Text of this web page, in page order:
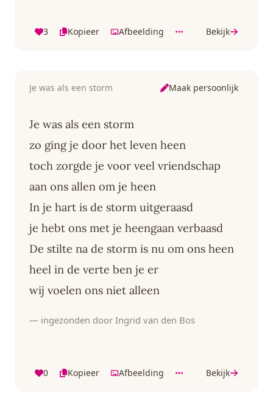
3 Kopieer Afbeelding Bekijk
Je was als een storm Maak persoonlijk
Je was als een storm
zo ging je door het leven heen
toch zorgde je voor veel vriendschap
aan ons allen om je heen
In je hart is de storm uitgeraasd
je hebt ons met je heengaan verbaasd
De stilte na de storm is nu om ons heen
heel in de verte ben je er
wij voelen ons niet alleen
— ingezonden door Ingrid van den Bos
0 Kopieer Afbeelding Bekijk